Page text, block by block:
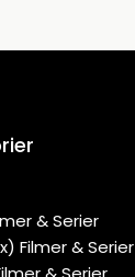
& Serier
Filmer & Serier